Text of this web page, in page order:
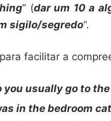
” (dar um 10 a
sigilo/segredo“.
facilitar a
you usually go to the
in the bedroom